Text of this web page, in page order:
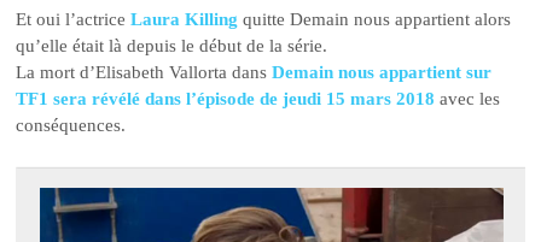
Et oui l’actriceLaura Killing quitte Demain nous appartient alors
qu’elle était là depuis le début de la série.
La mort d’Elisabeth Vallorta dansDemain nous appartient sur
TF1 sera révélé dans l’épisode de jeudi 15 mars 2018 avec les
conséquences.